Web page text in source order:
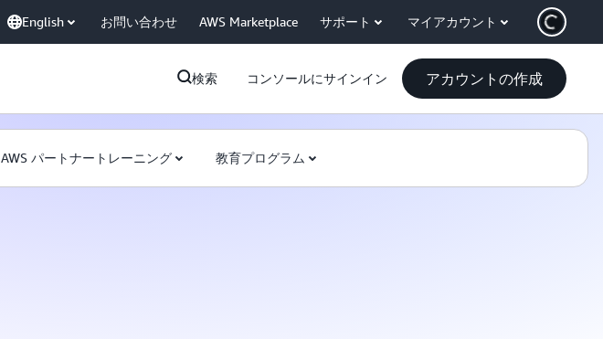
English お問い合わせ AWS Marketplace サポート マイアカウント
検索 コンソールにサインイン アカウントの作成
AWS パートナートレーニング 教育プログラム